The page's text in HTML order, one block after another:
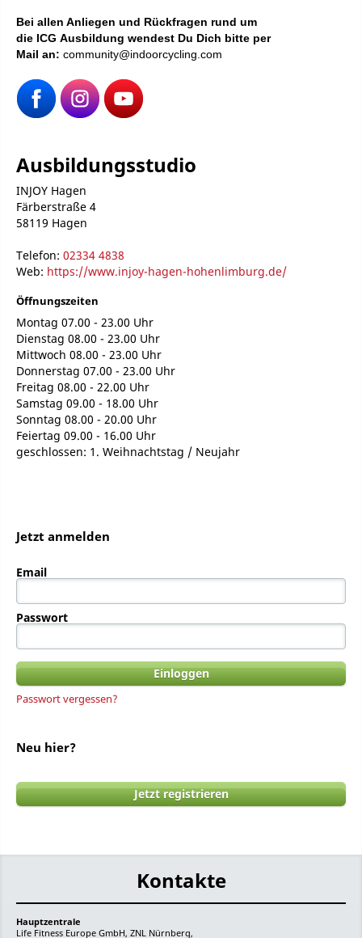
Bei allen Anliegen und Rückfragen rund um
die ICG Ausbildung wendest Du Dich bitte per
Mail an: community@indoorcycling.com
Ausbildungsstudio
INJOY Hagen
Färberstraße 4
58119 Hagen
Telefon: 02334 4838
Web: https://www.injoy-hagen-hohenlimburg.de/
Öffnungszeiten
Montag 07.00 - 23.00 Uhr
Dienstag 08.00 - 23.00 Uhr
Mittwoch 08.00 - 23.00 Uhr
Donnerstag 07.00 - 23.00 Uhr
Freitag 08.00 - 22.00 Uhr
Samstag 09.00 - 18.00 Uhr
Sonntag 08.00 - 20.00 Uhr
Feiertag 09.00 - 16.00 Uhr
geschlossen: 1. Weihnachtstag / Neujahr
Jetzt anmelden
Email
Passwort
Passwort vergessen?
Neu hier?
Jetzt registrieren
Kontakte
Hauptzentrale
Life Fitness Europe GmbH, ZNL Nürnberg,